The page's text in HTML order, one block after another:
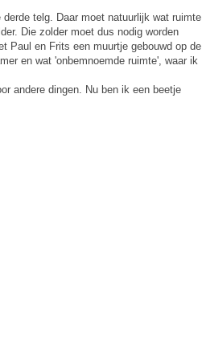
telg. Daar moet natuurlijk wat ruimte
Die zolder moet dus nodig worden
Paul en Frits een muurtje gebouwd op de
en wat 'onbemnoemde ruimte', waar ik
andere dingen. Nu ben ik een beetje